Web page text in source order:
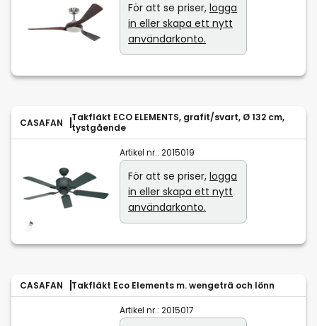
För att se priser, logga
in eller skapa ett nytt
användarkonto.
CASAFAN
Takfläkt ECO ELEMENTS, grafit/svart, Ø 132 cm,
tystgående
Artikel nr.: 2015019
För att se priser, logga
in eller skapa ett nytt
användarkonto.
CASAFAN Takfläkt Eco Elements m. wengeträ och lönn
Artikel nr.: 2015017